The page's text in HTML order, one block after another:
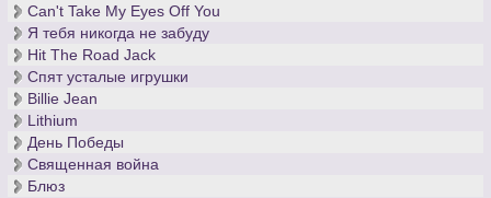
Can't Take My Eyes Off You
Я тебя никогда не забуду
Hit The Road Jack
Спят усталые игрушки
Billie Jean
Lithium
День Победы
Священная война
Блюз